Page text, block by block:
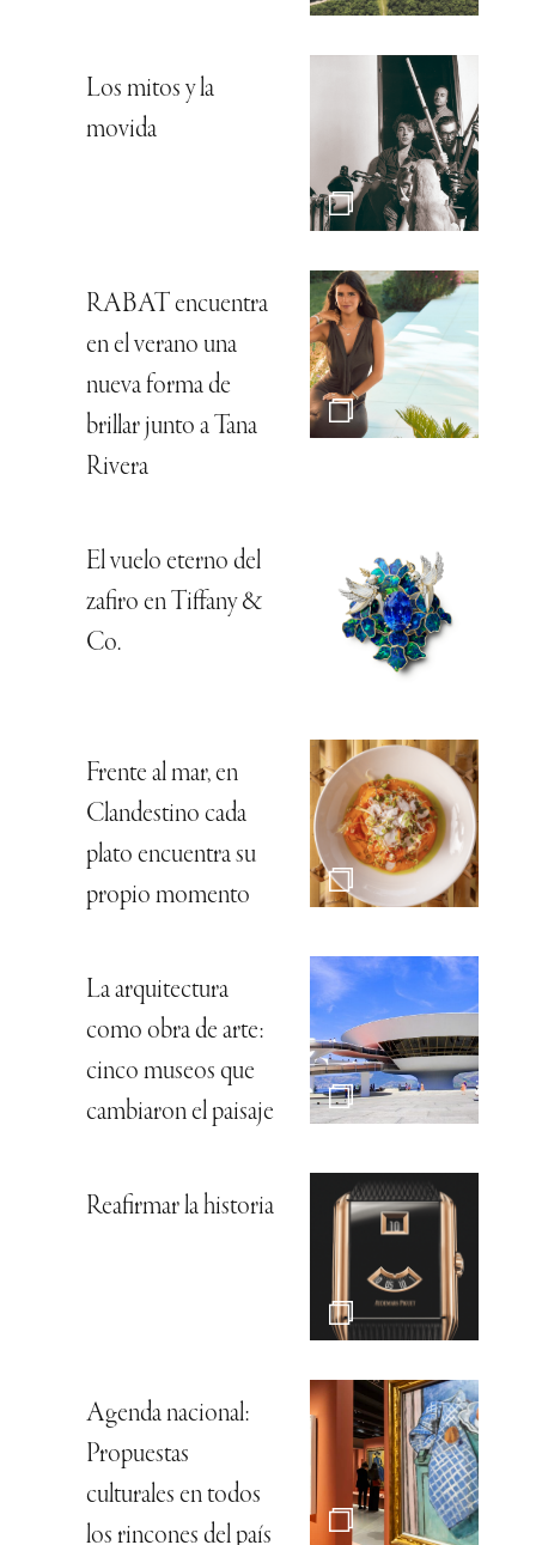
Los mitos y la
movida
RABAT encuentra
en el verano una
nueva forma de
brillar junto a Tana
Rivera
El vuelo eterno del
zafiro en Tiffany &
Co.
Frente al mar, en
Clandestino cada
plato encuentra su
propio momento
La arquitectura
como obra de arte:
cinco museos que
cambiaron el paisaje
Reafirmar la historia
Agenda nacional:
Propuestas
culturales en todos
los rincones del país